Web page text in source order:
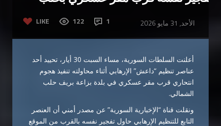
LIKE 122 1 الأحد, 31 مايو 2026
أعلنت السلطات السورية، مساء السبت 30 أيار، تحييد أحد
عناصر تنظيم “داعش” الإرهابي أثناء محاولته تنفيذ هجوم
انتحاري قرب مقر عسكري في بلدة بزاعة بريف حلب
الشمالي.
ونقلت قناة “الإخبارية السورية” عن مصدر أمني أن العنصر
التابع للتنظيم الإرهابي حاول تفجير نفسه بالقرب من الموقع